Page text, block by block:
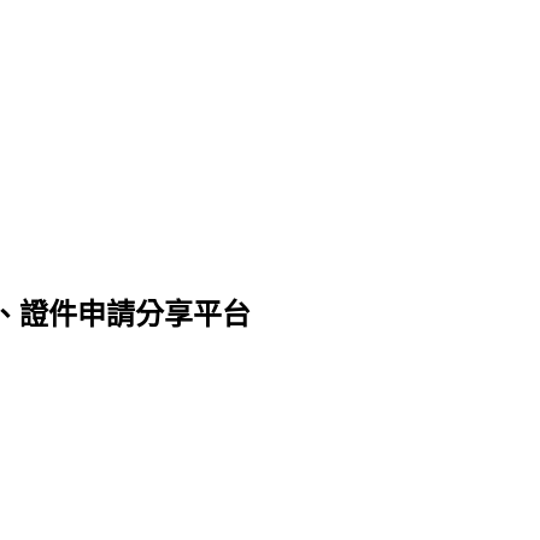
證件申請分享平台